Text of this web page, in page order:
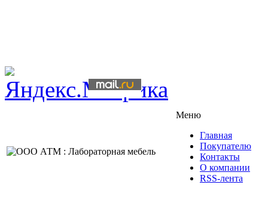
Меню
Главная
Покупателю
Контакты
О компании
RSS-лента